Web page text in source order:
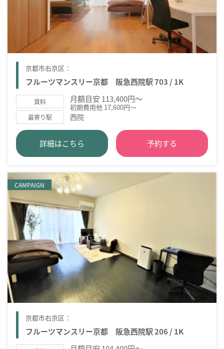
京都市右京区：
フルーツマンスリー京都 阪急西院駅 703 / 1K
賃料 月額目安 113,400円～
初期費用他 17,600円～
最寄り駅 西院
詳細はこちら 予約する
CAMPAIGN
京都市右京区：
フルーツマンスリー京都 阪急西院駅 206 / 1K